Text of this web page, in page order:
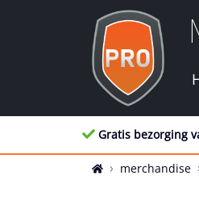
Gratis bezorging
merchandise